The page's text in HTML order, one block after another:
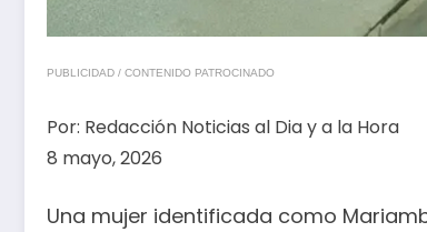
PUBLICIDAD / CONTENIDO PATROCINADO
Por: Redacción Noticias al Dia y a la Hora
8 mayo, 2026
Una mujer identificada como